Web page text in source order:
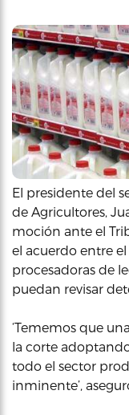
El presidente del
de Agricultores,
moción ante el
el acuerdo entre
procesadoras de
puedan revisar
‘Tememos que
la corte
todo el sector
inminente’,